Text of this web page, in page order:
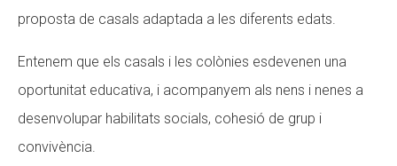
proposta de casals adaptada a les diferents edats.
Entenem que els casals i les colònies esdevenen una
oportunitat educativa, i acompanyem als nens i nenes a
desenvolupar habilitats socials, cohesió de grup i
convivència.